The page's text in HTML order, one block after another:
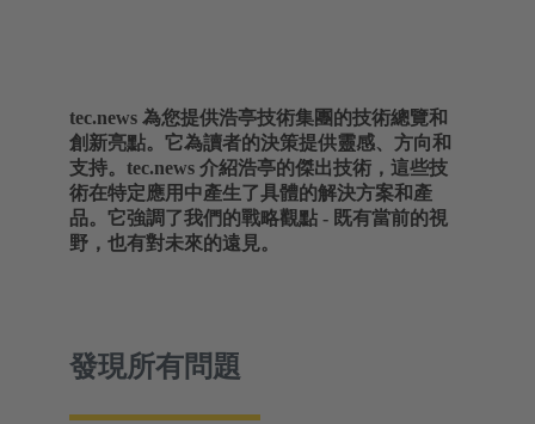
tec.news 為您提供浩亭技術集團的技術總覽和
創新亮點。它為讀者的決策提供靈感、方向和
支持。tec.news 介紹浩亭的傑出技術，這些技
術在特定應用中產生了具體的解決方案和產
品。它強調了我們的戰略觀點 - 既有當前的視
野，也有對未來的遠見。
發現所有問題